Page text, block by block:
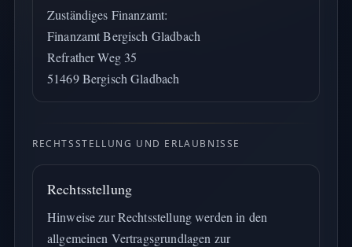
Zuständiges Finanzamt:
Finanzamt Bergisch Gladbach
Refrather Weg 35
51469 Bergisch Gladbach
RECHTSSTELLUNG UND ERLAUBNISSE
Rechtsstellung
Hinweise zur Rechtsstellung werden in den
allgemeinen Vertragsgrundlagen zur